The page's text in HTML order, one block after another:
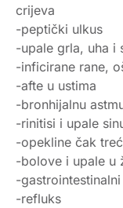
crijeva
-peptički ulkus
-upale grla, uha i
-inficirane rane,
-afte u ustima
-bronhijalnu
-rinitisi i upale
-opekline čak
-bolove i upale u
-
-refluks